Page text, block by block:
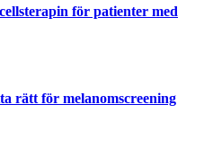
för patienter med
rätt för melanomscreening